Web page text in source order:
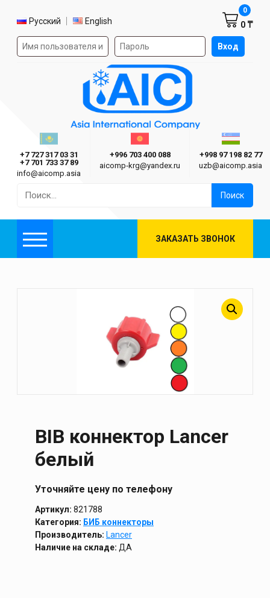
Выбор языка
Русский English
Форма авторизации на сайте Вход
0 ₸
0
Asia International Company
Казахстан г. Алматы
+7 727 317 03 31
+7 701 733 37 89
info@aicomp.asia
Киргизия г. Бишкек
+996 703 400 088
aicomp‑krg@yandex.ru
+998 97 198 82 77
uzb@aicomp.asia
Меню ЗАКАЗАТЬ ЗВОНОК
BIB коннектор Lancer
белый
Уточняйте цену по телефону
Артикул: 821788
Категория: БИБ коннекторы
Производитель: Lancer
Наличие на складе: ДА